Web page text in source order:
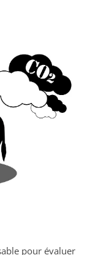
pour évaluer